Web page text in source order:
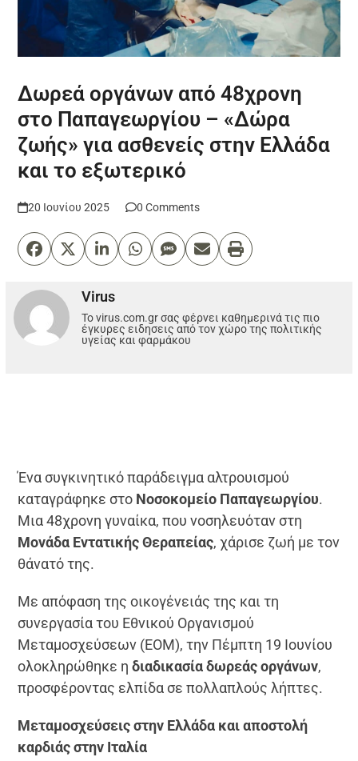
Δωρεά οργάνων από 48χρονη
στο Παπαγεωργίου – «Δώρα
ζωής» για ασθενείς στην Ελλάδα
και το εξωτερικό
20 Ιουνίου 2025 0 Comments
Virus
Το virus.com.gr σας φέρνει καθημερινά τις πιο
έγκυρες ειδησεις από τον χώρο της πολιτικής
υγείας και φαρμάκου
Ένα συγκινητικό παράδειγμα αλτρουισμού
καταγράφηκε στο Νοσοκομείο Παπαγεωργίου.
Μια 48χρονη γυναίκα, που νοσηλευόταν στη
Μονάδα Εντατικής Θεραπείας, χάρισε ζωή με τον
θάνατό της.
Με απόφαση της οικογένειάς της και τη
συνεργασία του Εθνικού Οργανισμού
Μεταμοσχεύσεων (ΕΟΜ), την Πέμπτη 19 Ιουνίου
ολοκληρώθηκε η διαδικασία δωρεάς οργάνων,
προσφέροντας ελπίδα σε πολλαπλούς λήπτες.
Μεταμοσχεύσεις στην Ελλάδα και αποστολή
καρδιάς στην Ιταλία